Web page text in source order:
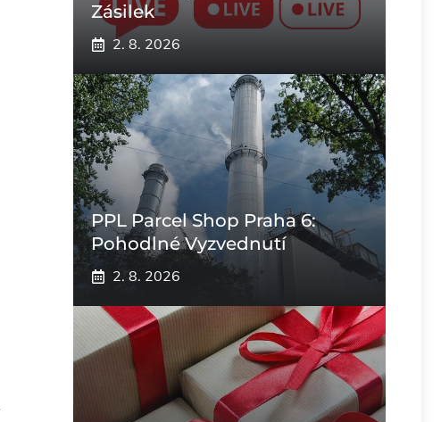
Zásilek
2. 8. 2026
PPL Parcel Shop Praha 6:
Pohodlné Vyzvednutí
2. 8. 2026